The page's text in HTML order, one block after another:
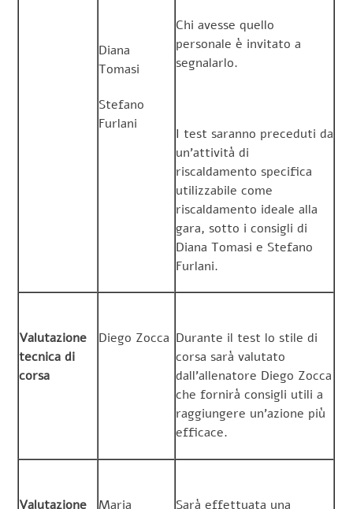
Diana
Tomasi
Stefano
Furlani
Chi avesse quello
personale è invitato a
segnalarlo.
I test saranno preceduti da
un’attività di
riscaldamento specifica
utilizzabile come
riscaldamento ideale alla
gara, sotto i consigli di
Diana Tomasi e Stefano
Furlani.
Valutazione
tecnica di
corsa
Diego Zocca Durante il test lo stile di
corsa sarà valutato
dall’allenatore Diego Zocca
che fornirà consigli utili a
raggiungere un’azione più
efficace.
Valutazione Maria Sarà effettuata una